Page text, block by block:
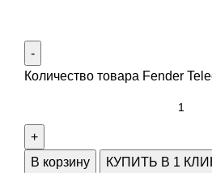
Количество товара Fender
В корзину КУПИТЬ В 1